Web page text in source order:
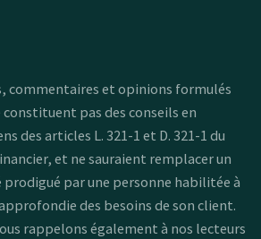
commentaires et opinions formulés
constituent pas des conseils en
des articles L. 321-1 et D. 321-1 du
et ne sauraient remplacer un
par une personne habilitée à
des besoins de son client.
rappelons également à nos lecteurs